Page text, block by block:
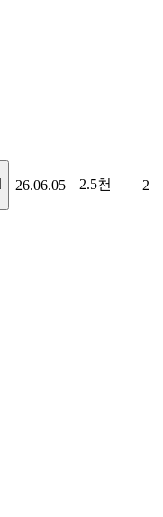
26.06.05 2.5천 2